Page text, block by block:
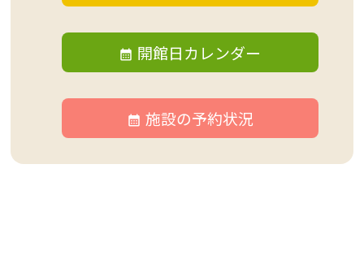
開館日カレンダー
施設の予約状況